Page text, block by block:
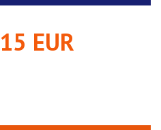
15 EUR